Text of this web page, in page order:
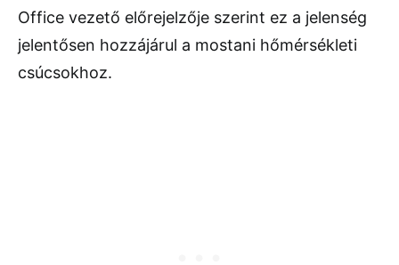
Office vezető előrejelzője szerint ez a jelenség
jelentősen hozzájárul a mostani hőmérsékleti
csúcsokhoz.